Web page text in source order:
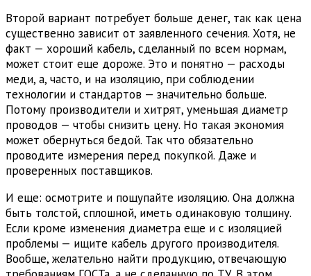
Второй вариант потребует больше денег, так как цена
существенно зависит от заявленного сечения. Хотя, не
факт — хороший кабель, сделанный по всем нормам,
может стоит еще дороже. Это и понятно — расходы
меди, а, часто, и на изоляцию, при соблюдении
технологии и стандартов — значительно больше.
Потому производители и хитрят, уменьшая диаметр
проводов — чтобы снизить цену. Но такая экономия
может обернуться бедой. Так что обязательно
проводите измерения перед покупкой. Даже и
проверенных поставщиков.
И еще: осмотрите и пощупайте изоляцию. Она должна
быть толстой, сплошной, иметь одинаковую толщину.
Если кроме изменения диаметра еще и с изоляцией
проблемы — ищите кабель другого производителя.
Вообще, желательно найти продукцию, отвечающую